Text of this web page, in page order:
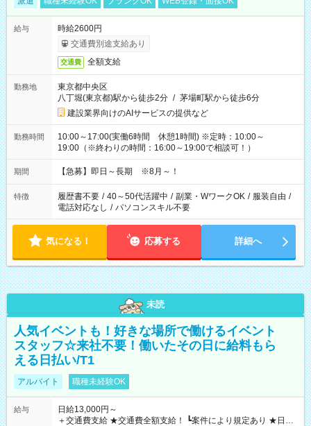
給与
時給2600円
交通費別途支給あり
交通費 全額支給
勤務地
東京都中央区
八丁堀(東京都)駅から徒歩2分 / 茅場町駅から徒歩6分
建設業界向けのAIサービスの提供など
勤務時間
10:00～17:00(実働6時間 休憩1時間) ※定時：10:00～
19:00（※終わりの時間：16:00～19:00で相談可！）
期間 【急募】即日～長期 ※8月～！
特徴 履歴書不要 / 40～50代活躍中 / 副業・WワークOK / 服装自由 /
電話対応なし / パソコンスキル不要
気になる！ 応募する 詳細へ
未読
人気イベントも！好きな場所で働けるイベント
スタッフ☆来社不要！働いたその日に給料もら
える日払い/T1
アルバイト 職種未経験OK
給与
日給13,000円～
＋交通費支給 ★交通費全額支給！ ┗案件により規定あり ★日払